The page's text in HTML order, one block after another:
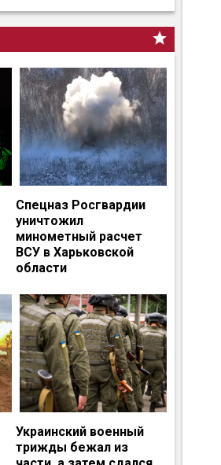
Спецназ Росгвардии
уничтожил
минометный расчет
ВСУ в Харьковской
области
Украинский военный
трижды бежал из